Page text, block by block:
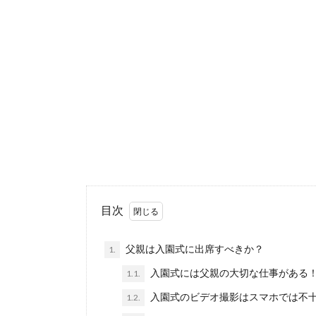
目次
1. 父親は入園式に出席すべきか？
1.1. 入園式には父親の大切な仕事がある
1.2. 入園式のビデオ撮影はスマホでは不